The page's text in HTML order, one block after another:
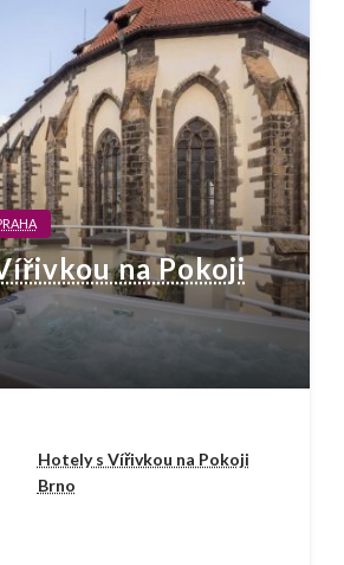
na Pokoji
Hotely s Vířivkou na Pokoji
Brno